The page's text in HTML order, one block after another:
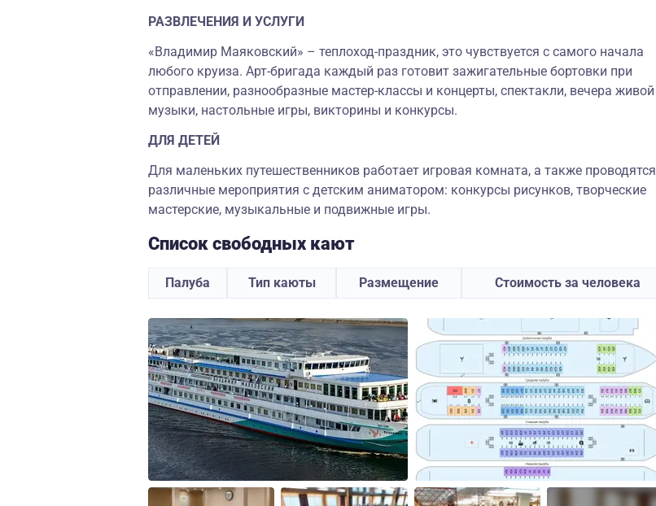
РАЗВЛЕЧЕНИЯ И УСЛУГИ
«Владимир Маяковский» – теплоход-праздник, это чувствуется с самого начала
любого круиза. Арт-бригада каждый раз готовит зажигательные бортовки при
отправлении, разнообразные мастер-классы и концерты, спектакли, вечера живой
музыки, настольные игры, викторины и конкурсы.
ДЛЯ ДЕТЕЙ
Для маленьких путешественников работает игровая комната, а также проводятся
различные мероприятия с детским аниматором: конкурсы рисунков, творческие
мастерские, музыкальные и подвижные игры.
Список свободных кают
Палуба Тип каюты Размещение Стоимость за человека